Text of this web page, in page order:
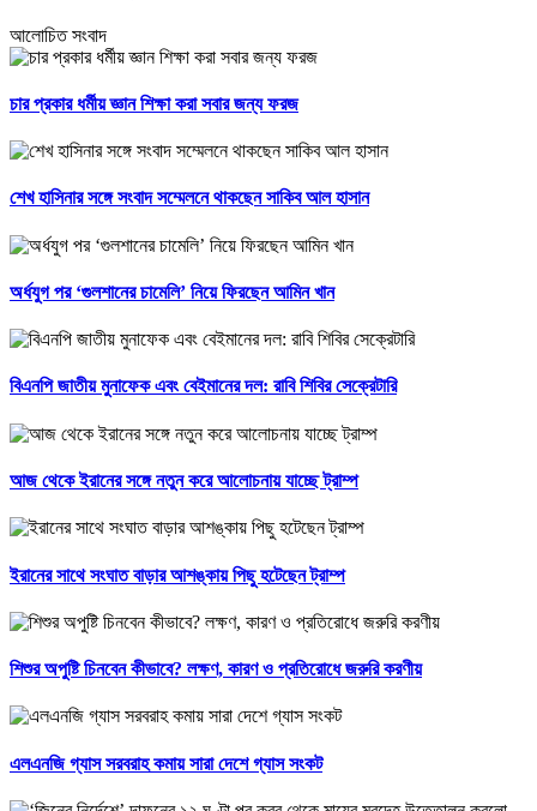
আলোচিত সংবাদ
চার প্রকার ধর্মীয় জ্ঞান শিক্ষা করা সবার জন্য ফরজ
শেখ হাসিনার সঙ্গে সংবাদ সম্মেলনে থাকছেন সাকিব আল হাসান
অর্ধযুগ পর ‘গুলশানের চামেলি’ নিয়ে ফিরছেন আমিন খান
বিএনপি জাতীয় মুনাফেক এবং বেইমানের দল: রাবি শিবির সেক্রেটারি
আজ থেকে ইরানের সঙ্গে নতুন করে আলোচনায় যাচ্ছে ট্রাম্প
ইরানের সাথে সংঘাত বাড়ার আশঙ্কায় পিছু হটেছেন ট্রাম্প
শিশুর অপুষ্টি চিনবেন কীভাবে? লক্ষণ, কারণ ও প্রতিরোধে জরুরি করণীয়
এলএনজি গ্যাস সরবরাহ কমায় সারা দেশে গ্যাস সংকট